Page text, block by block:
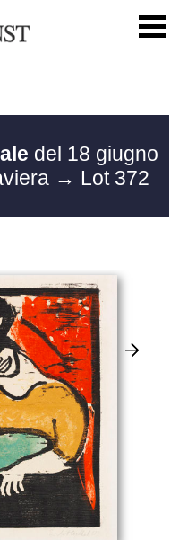
del 18 giugno
→ Lot 372